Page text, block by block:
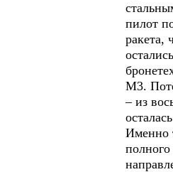
пилот
ракета,
М3.
– из
Именно